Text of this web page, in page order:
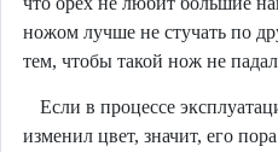
ножом лучше не стучать по
тем, чтобы такой нож не
Если в процессе
изменил цвет, значит, его